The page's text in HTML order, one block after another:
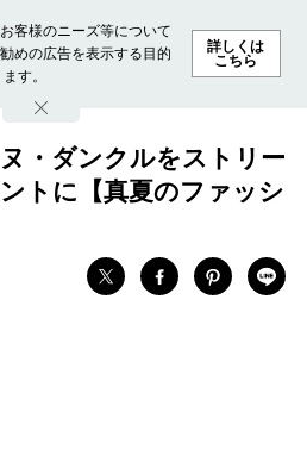
客様のニーズ等について
めの広告を表示する目的
す。
詳しくは
こちら
ンキング ファッション ビューテ
・ダンクルをストリー
トに【真夏のファッシ